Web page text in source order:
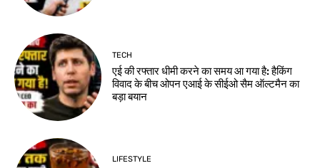
TECH
एई की रफ्तार धीमी करने का समय आ गया है: हैकिंग
विवाद के बीच ओपन एआई के सीईओ सैम ऑल्टमैन का
बड़ा बयान
LIFESTYLE